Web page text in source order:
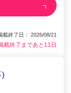
終了日： 2026/08/21
載終了まであと11日